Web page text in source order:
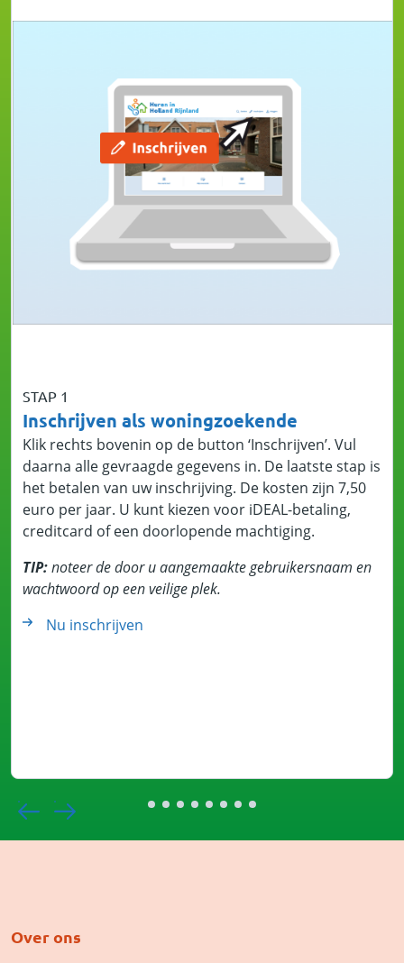
STAP 1
Inschrijven als woningzoekende
Klik rechts bovenin op de button ‘Inschrijven’. Vul
daarna alle gevraagde gegevens in. De laatste stap is
het betalen van uw inschrijving. De kosten zijn 7,50
euro per jaar. U kunt kiezen voor iDEAL-betaling,
creditcard of een doorlopende machtiging.
TIP:noteer de door u aangemaakte gebruikersnaam en
wachtwoord op een veilige plek.
Nu inschrijven
Over ons